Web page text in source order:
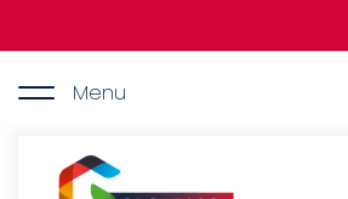
principalMenu
Groupasol